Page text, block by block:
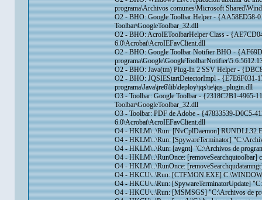
programa\Archivos comunes\Microsoft
O2 - BHO: Google Toolbar Helper - {AA58ED58-
Toolbar\GoogleToolbar_32.dll
O2 - BHO: AcroIEToolbarHelper Class -
6.0\Acrobat\AcroIEFavClient.dll
O2 - BHO: Google Toolbar Notifier BHO -
O2 - BHO: Java(tm) Plug-In 2 SSV Helper -
O2 - BHO: JQSIEStartDetectorImpl -
programa\Java\jre6\lib\deploy\jqs\ie\jqs_plugin.dll
O3 - Toolbar: Google Toolbar - {2318C2B1-4965-
Toolbar\GoogleToolbar_32.dll
O3 - Toolbar: PDF de Adobe - {47833539-D0C5-
6.0\Acrobat\AcroIEFavClient.dll
O4 - HKLM\..\Run: [NvCplDaemon]
O4 - HKLM\..\Run: [SpywareTerminator]
O4 - HKLM\..\Run: [avgnt] "C:\Archivos de
O4 - HKLM\..\RunOnce: [removeSearchqutoolbar]
O4 - HKLM\..\RunOnce:
O4 - HKCU\..\Run: [CTFMON.EXE]
O4 - HKCU\..\Run: [SpywareTerminatorUpdate]
O4 - HKCU\..\Run: [MSMSGS] "C:\Archivos de